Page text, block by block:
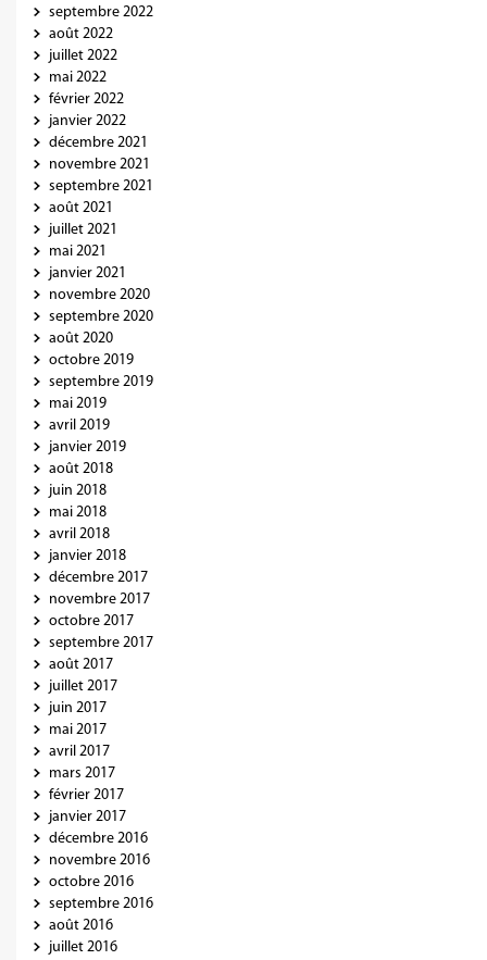
septembre 2022
août 2022
juillet 2022
mai 2022
février 2022
janvier 2022
décembre 2021
novembre 2021
septembre 2021
août 2021
juillet 2021
mai 2021
janvier 2021
novembre 2020
septembre 2020
août 2020
octobre 2019
septembre 2019
mai 2019
avril 2019
janvier 2019
août 2018
juin 2018
mai 2018
avril 2018
janvier 2018
décembre 2017
novembre 2017
octobre 2017
septembre 2017
août 2017
juillet 2017
juin 2017
mai 2017
avril 2017
mars 2017
février 2017
janvier 2017
décembre 2016
novembre 2016
octobre 2016
septembre 2016
août 2016
juillet 2016